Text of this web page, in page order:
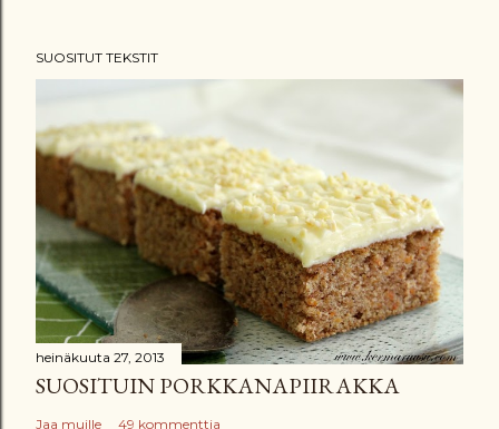
e
ä
k
m
m
e
n
t
t
i
SUOSITUT TEKSTIT
heinäkuuta 27, 2013
SUOSITUIN PORKKANAPIIRAKKA
Jaa muille 49 kommenttia